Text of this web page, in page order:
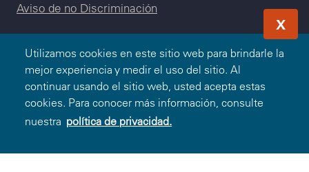
Utilizamos cookies en este sitio web para brindarle la
mejor experiencia y medir el uso del sitio. Al
continuar usando el sitio web, usted acepta estas
cookies. Para conocer más información, consulte
nuestra política de privacidad.
X
Aviso de no Discriminación
© 2000-2026 Blue Cross and Blue Shield Association —
Todos los Derechos Reservados. El programa Blue365 es
presentado a usted por Blue Cross and Blue Shield
asociación de Compañías Blue Cross y/o Blue Shield